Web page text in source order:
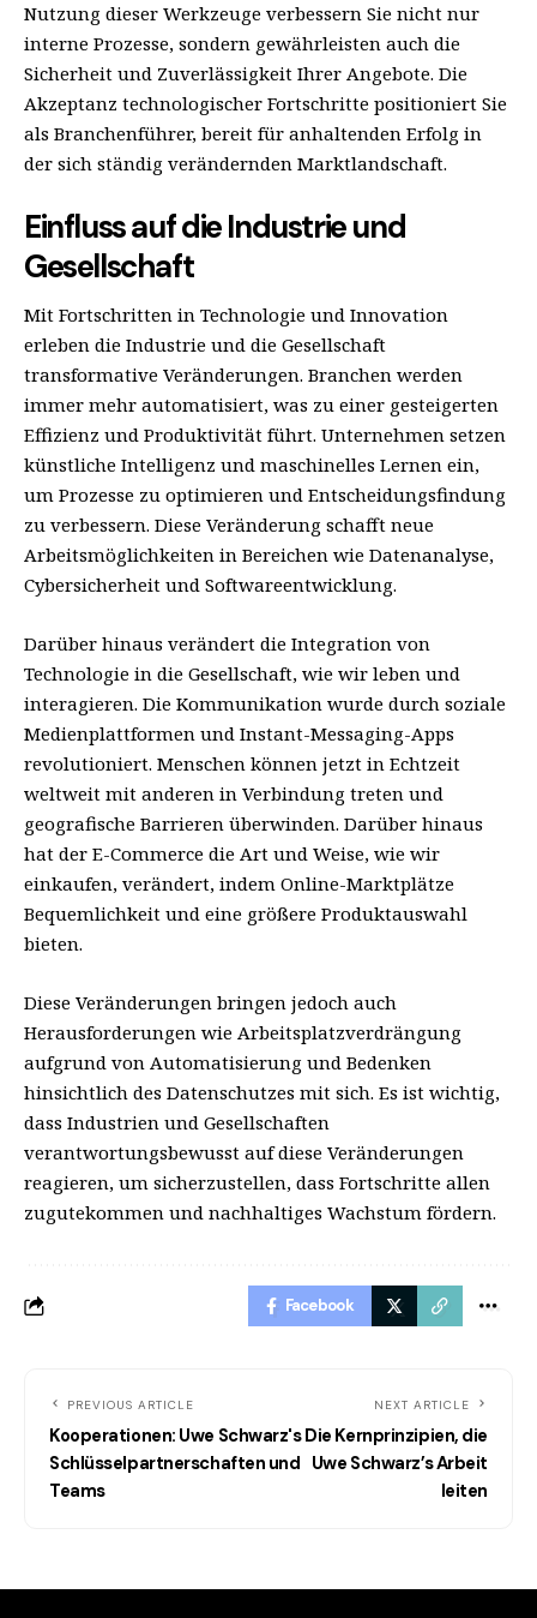
Nutzung dieser Werkzeuge verbessern Sie nicht nur
interne Prozesse, sondern gewährleisten auch die
Sicherheit und Zuverlässigkeit Ihrer Angebote. Die
Akzeptanz technologischer Fortschritte positioniert Sie
als Branchenführer, bereit für anhaltenden Erfolg in
der sich ständig verändernden Marktlandschaft.
Einfluss auf die Industrie und
Gesellschaft
Mit Fortschritten in Technologie und Innovation
erleben die Industrie und die Gesellschaft
transformative Veränderungen. Branchen werden
immer mehr automatisiert, was zu einer gesteigerten
Effizienz und Produktivität führt. Unternehmen setzen
künstliche Intelligenz und maschinelles Lernen ein,
um Prozesse zu optimieren und Entscheidungsfindung
zu verbessern. Diese Veränderung schafft neue
Arbeitsmöglichkeiten in Bereichen wie Datenanalyse,
Cybersicherheit und Softwareentwicklung.
Darüber hinaus verändert die Integration von
Technologie in die Gesellschaft, wie wir leben und
interagieren. Die Kommunikation wurde durch soziale
Medienplattformen und Instant-Messaging-Apps
revolutioniert. Menschen können jetzt in Echtzeit
weltweit mit anderen in Verbindung treten und
geografische Barrieren überwinden. Darüber hinaus
hat der E-Commerce die Art und Weise, wie wir
einkaufen, verändert, indem Online-Marktplätze
Bequemlichkeit und eine größere Produktauswahl
bieten.
Diese Veränderungen bringen jedoch auch
Herausforderungen wie Arbeitsplatzverdrängung
aufgrund von Automatisierung und Bedenken
hinsichtlich des Datenschutzes mit sich. Es ist wichtig,
dass Industrien und Gesellschaften
verantwortungsbewusst auf diese Veränderungen
reagieren, um sicherzustellen, dass Fortschritte allen
zugutekommen und nachhaltiges Wachstum fördern.
Facebook
PREVIOUS ARTICLE
Kooperationen: Uwe Schwarz's
Schlüsselpartnerschaften und
Teams
NEXT ARTICLE
Die Kernprinzipien, die
Uwe Schwarz’s Arbeit
leiten